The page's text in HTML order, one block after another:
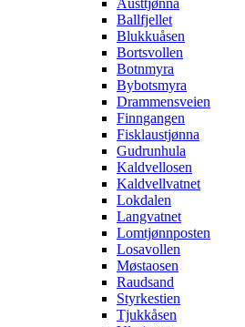
Austtjønna
Ballfjellet
Blukkuåsen
Bortsvollen
Botnmyra
Bybotsmyra
Drammensveien
Finngangen
Fisklaustjønna
Gudrunhula
Kaldvellosen
Kaldvellvatnet
Lokdalen
Langvatnet
Lomtjønnposten
Losavollen
Møstaosen
Raudsand
Styrkestien
Tjukkåsen